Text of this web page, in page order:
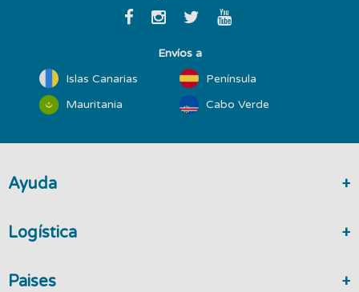
Envíos a
Islas Canarias
Península
Mauritania
Cabo Verde
Ayuda
Logística
Paises